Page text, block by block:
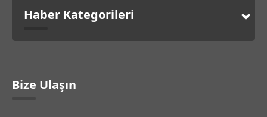
Haber Kategorileri
Bize Ulaşın